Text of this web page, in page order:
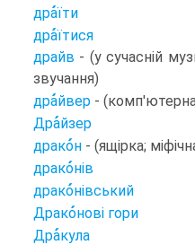
драїти
драїтися
драйв - (у сучасній
звучання)
драйвер -
Драйзер
дракон - (ящірка;
драконів
драконівський
Драконові гори
Дракула